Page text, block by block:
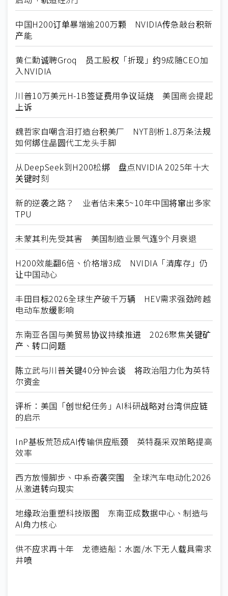
中国H200订单暴增逾200万颗 NVIDIA传急敲台积新
产能
黄仁勳诚聘Groq 员工股权「折现」约9成随CEO加
入NVIDIA
川普10万美元H-1B签证费用争议延烧 美国商会提起
上诉
魏哲家自嘲含泪打造台积美厂 NYT剖析1.8万条法规
如何绑住晶圆代工龙头手脚
从DeepSeek到H200松绑 盘点NVIDIA 2025年十大
关键时刻
新的逆袭之路？ 业者估未来5~10年中国将窜出多家
TPU
未蒙其利先受其害 美国制造业景气连9个月衰退
H200效能翻6倍、价格增3成 NVIDIA「清库存」仍
让中国动心
丰田目标2026全球生产破千万辆 HEV需求强劲跨越
电动车放缓影响
东南亚各国与美贸易协议持续推进 2026聚焦关键矿
产、转口问题
陈立武与川普关键40分钟会谈 将政治阻力化为英特
尔资金
评析：美国「创世纪任务」AI科研战略对台湾供应链
的启示
InP基板荒恐成AI传输供应瓶颈 英特磊采双策略提高
效率
西方放慢脚步、中系奇袭突围 全球汽车电动化2026
从激进转向现实
地缘政治重塑科技版图 东南亚成数据中心、制造与
AI角力核心
供不应求再十年 龙德造船：水面/水下无人载具需求
井喷